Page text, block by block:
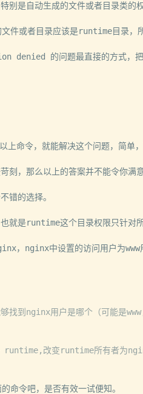
别是自动生成的文件或者目录类
件或者目录应该是runtime目录，
denied 的问题最直接的方式，把
命令，就能解决这个问题，简单，
刻，那么以上的答案并不能令你满
错的选择。
就是runtime这个目录权限只针对所
，nginx中设置的访问用户为
找到nginx用户是哪个（可能是
改变runtime所有者为
命令吧，是否有效一试便知。